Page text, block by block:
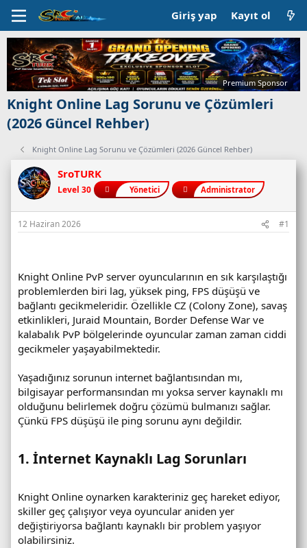
Giriş yap Kayıt ol
Premium Sponsor
Knight Online Lag Sorunu ve Çözümleri
(2026 Güncel Rehber)
Knight Online Lag Sorunu ve Çözümleri (2026 Güncel Rehber)
SroTURK
Level 30 Yönetici Administrator
12 Haziran 2026 #1
Knight Online PvP server oyuncularının en sık karşılaştığı
problemlerden biri lag, yüksek ping, FPS düşüşü ve
bağlantı gecikmeleridir. Özellikle CZ (Colony Zone), savaş
etkinlikleri, Juraid Mountain, Border Defense War ve
kalabalık PvP bölgelerinde oyuncular zaman zaman ciddi
gecikmeler yaşayabilmektedir.
Yaşadığınız sorunun internet bağlantısından mı,
bilgisayar performansından mı yoksa server kaynaklı mı
olduğunu belirlemek doğru çözümü bulmanızı sağlar.
Çünkü FPS düşüşü ile ping sorunu aynı değildir.
1. İnternet Kaynaklı Lag Sorunları​
Knight Online oynarken karakteriniz geç hareket ediyor,
skiller geç çalışıyor veya oyuncular aniden yer
değiştiriyorsa bağlantı kaynaklı bir problem yaşıyor
olabilirsiniz.